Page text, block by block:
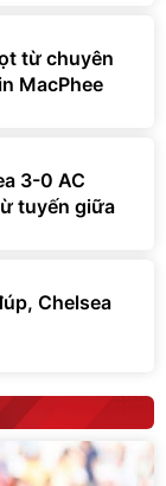
từ chuyên
MacPhee
3-0 AC
tuyến giữa
Chelsea